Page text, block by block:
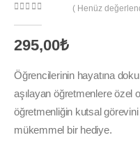
( Henüz
295,00₺
Öğrencilerinin hayatına
aşılayan öğretmenlere özel
öğretmenliğin kutsal
mükemmel bir hediye.